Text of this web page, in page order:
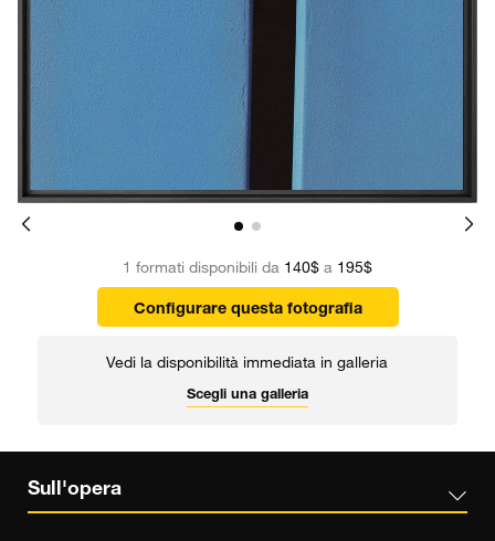
1 formati disponibili da 140$ a 195$
Configurare questa fotografia
Vedi la disponibilità immediata in galleria
Scegli una galleria
Sull'opera